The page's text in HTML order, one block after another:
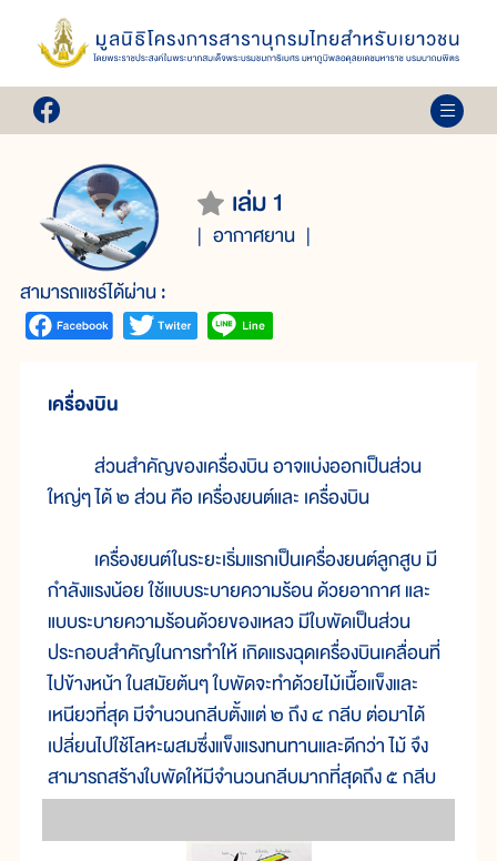
เล่ม 1
อากาศยาน
สามารถแชร์ได้ผ่าน :
เครื่องบิน
ส่วนสำคัญของเครื่องบิน อาจแบ่งออกเป็นส่วน
ใหญ่ๆ ได้ ๒ ส่วน คือ เครื่องยนต์และ เครื่องบิน
เครื่องยนต์ในระยะเริ่มแรกเป็นเครื่องยนต์ลูกสูบ มี
กำลังแรงน้อย ใช้แบบระบายความร้อน ด้วยอากาศ และ
แบบระบายความร้อนด้วยของเหลว มีใบพัดเป็นส่วน
ประกอบสำคัญในการทำให้ เกิดแรงฉุดเครื่องบินเคลื่อนที่
ไปข้างหน้า ในสมัยต้นๆ ใบพัดจะทำด้วยไม้เนื้อแข็งและ
เหนียวที่สุด มีจำนวนกลีบตั้งแต่ ๒ ถึง ๔ กลีบ ต่อมาได้
เปลี่ยนไปใช้โลหะผสมซึ่งแข็งแรงทนทานและดีกว่า ไม้ จึง
สามารถสร้างใบพัดให้มีจำนวนกลีบมากที่สุดถึง ๕ กลีบ